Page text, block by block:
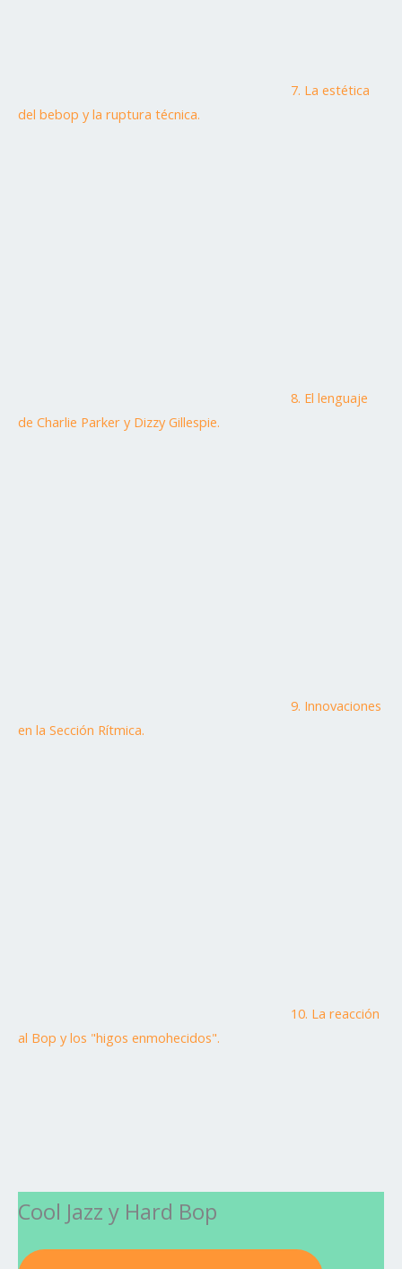
7. La estética
del bebop y la ruptura técnica.
8. El lenguaje
de Charlie Parker y Dizzy Gillespie.
9. Innovaciones
en la Sección Rítmica.
10. La reacción
al Bop y los "higos enmohecidos".
Cool Jazz y Hard Bop